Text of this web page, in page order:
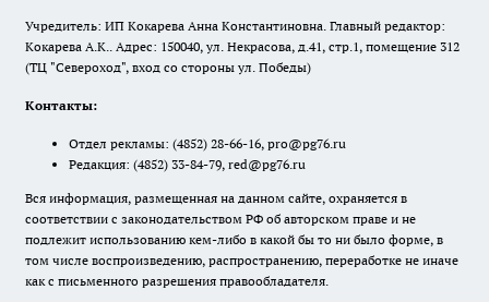
Учредитель: ИП Кокарева Анна Константиновна. Главный редактор:
Кокарева А.К.. Адрес: 150040, ул. Некрасова, д.41, стр.1, помещение 312
(ТЦ "Североход", вход со стороны ул. Победы)
Контакты:
Отдел рекламы: (4852) 28-66-16, pro@pg76.ru
Редакция: (4852) 33-84-79, red@pg76.ru
Вся информация, размещенная на данном сайте, охраняется в
соответствии с законодательством РФ об авторском праве и не
подлежит использованию кем-либо в какой бы то ни было форме, в
том числе воспроизведению, распространению, переработке не иначе
как с письменного разрешения правообладателя.